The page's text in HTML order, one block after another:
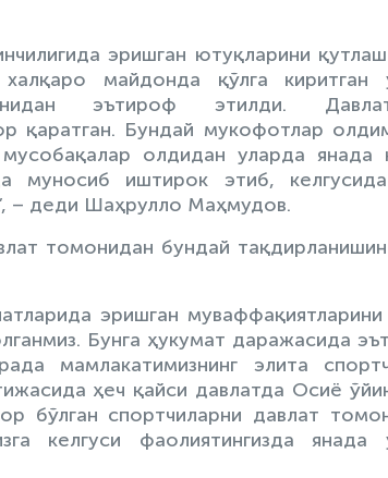
эришган ютуқларини
халқаро майдонда қўлга киритган
эътироф этилди.
қаратган. Бундай мукофотлар
олдидан уларда янада
муносиб иштирок этиб,
– деди Шаҳрулло Маҳмудов.
томонидан бундай
эришган
Бунга ҳукумат даражасида
мамлакатимизнинг элита
ҳеч қайси давлатда Осиё
бўлган спортчиларни давлат
келгуси фаолиятингизда янада